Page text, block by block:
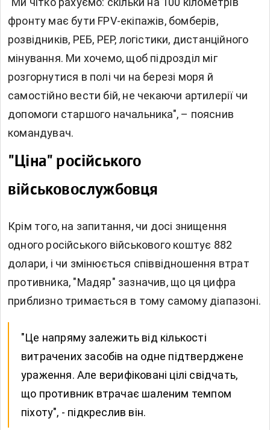
фронту має бути FPV-екіпажів, бомберів,
розвідників, РЕБ, РЕР, логістики, дистанційного
мінування. Ми хочемо, щоб підрозділ міг
розгорнутися в полі чи на березі моря й
самостійно вести бій, не чекаючи артилерії чи
допомоги старшого начальника", – пояснив
командувач.
"Ціна" російського
військовослужбовця
Крім того, на запитання, чи досі знищення
одного російського військового коштує 882
долари, і чи змінюється співвідношення втрат
противника, "Мадяр" зазначив, що ця цифра
приблизно тримається в тому самому діапазоні.
"Це напряму залежить від кількості
витрачених засобів на одне підтверджене
ураження. Але верифіковані цілі свідчать,
що противник втрачає шаленим темпом
піхоту", - підкреслив він.